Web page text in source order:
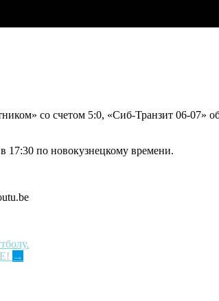
со счетом 5:0, «Сиб-Транзит 06-07»
по новокузнецкому времени.
→